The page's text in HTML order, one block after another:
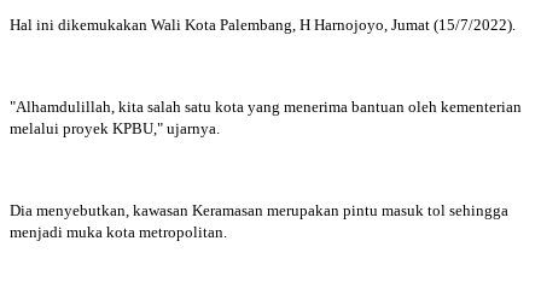
Hal ini dikemukakan Wali Kota Palembang, H Harnojoyo, Jumat (15/7/2022).
"Alhamdulillah, kita salah satu kota yang menerima bantuan oleh kementerian
melalui proyek KPBU," ujarnya.
Dia menyebutkan, kawasan Keramasan merupakan pintu masuk tol sehingga
menjadi muka kota metropolitan.